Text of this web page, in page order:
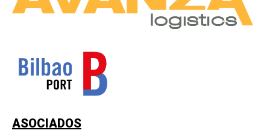
ASOCIADOS